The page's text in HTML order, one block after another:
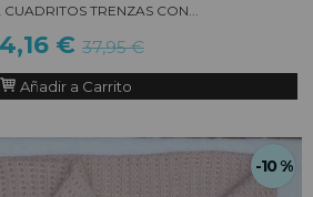
TRENZAS CON...
€ 37,95 €
Añadir a Carrito
-10 %